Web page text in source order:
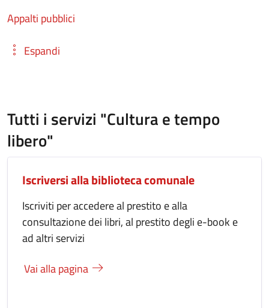
Appalti pubblici
Espandi
Tutti i servizi "Cultura e tempo
libero"
Iscriversi alla biblioteca comunale
Iscriviti per accedere al prestito e alla
consultazione dei libri, al prestito degli e-book e
ad altri servizi
Vai alla pagina